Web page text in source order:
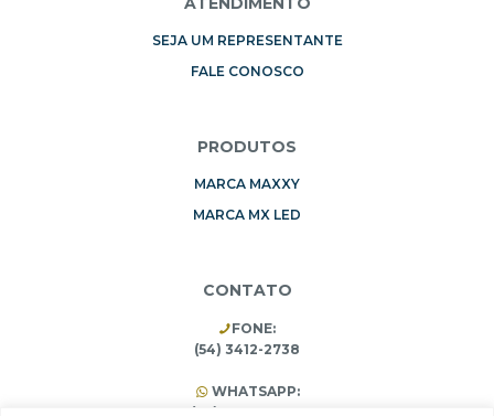
SEJA UM REPRESENTANTE
FALE CONOSCO
PRODUTOS
MARCA MAXXY
MARCA MX LED
CONTATO
FONE:
(54) 3412-2738
WHATSAPP:
(54) 99196-3453